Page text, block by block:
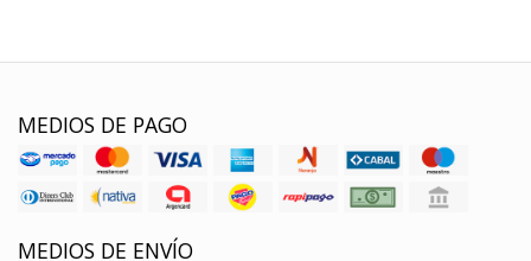
MEDIOS DE PAGO
MEDIOS DE ENVÍO